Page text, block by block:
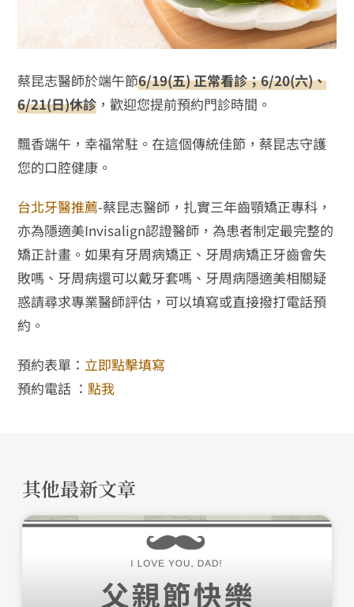
蔡昆志醫師於端午節6/19(五) 正常看診；6/20(六)、
6/21(日)休診 ，歡迎您提前預約門診時間。
飄香端午，幸福常駐。在這個傳統佳節，蔡昆志守護
您的口腔健康。
台北牙醫推薦-蔡昆志醫師，扎實三年齒顎矯正專科，
亦為隱適美Invisalign認證醫師，為患者制定最完整的
矯正計畫。如果有牙周病矯正、牙周病矯正牙齒會失
敗嗎、牙周病還可以戴牙套嗎、牙周病隱適美相關疑
惑請尋求專業醫師評估，可以填寫或直接撥打電話預
約。
預約表單： 立即點擊填寫
預約電話 ：點我
其他最新文章